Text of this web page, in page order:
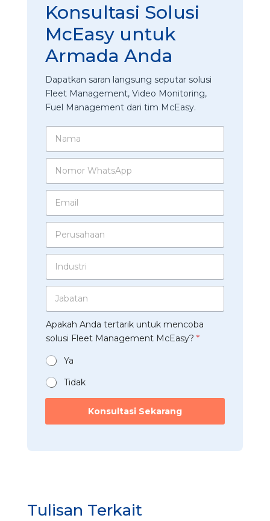
Konsultasi Solusi
McEasy untuk
Armada Anda
Dapatkan saran langsung seputar solusi
Fleet Management, Video Monitoring,
Fuel Management dari tim McEasy.
u
t
u
M
a
m
n
t
N
m
N
m
W
t
A
p
*
E
a
*
P
r
a
a
n
*
I
d
r
i
J
b
a
t
n
Apakah Anda tertarik untuk mencoba
solusi Fleet Management McEasy? *
Ya
Tidak
Konsultasi Sekarang
Tulisan Terkait